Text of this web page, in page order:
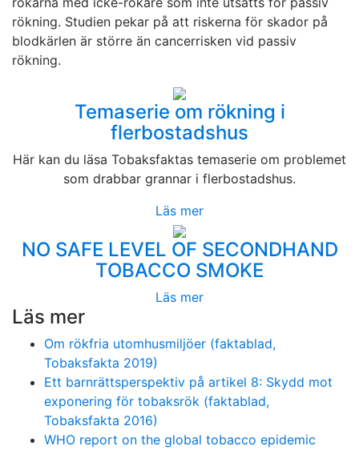
rökning. Studien pekar på att riskerna för skador på
blodkärlen är större än cancerrisken vid passiv
rökning.
Temaserie om rökning i
flerbostadshus
Här kan du läsa Tobaksfaktas temaserie om problemet
som drabbar grannar i flerbostadshus.
Läs mer
NO SAFE LEVEL OF SECONDHAND
TOBACCO SMOKE
Läs mer
Läs mer
Om rökfria utomhusmiljöer (faktablad,
Tobaksfakta 2019)
Ett barnrättsperspektiv på artikel 8: Skydd mot
exponering för tobaksrök (faktablad,
Tobaksfakta 2016)
WHO report on the global tobacco epidemic